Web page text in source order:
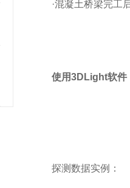
·混凝土桥梁完工
使用3DLight软件
探测数据实例：